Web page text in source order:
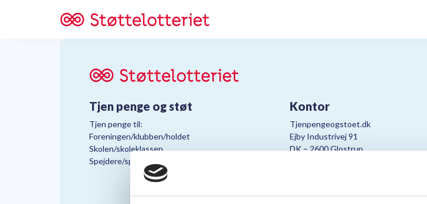
Tjen penge og støt
Tjen penge til:
Foreningen/klubben/holdet
Skolen/skoleklassen
Spejdere/spejdergruppen/FDF’ere, m.fl.
Kontor
Tjenpengeogstoet.dk
Ejby Industrivej 91
DK – 2600 Glostrup